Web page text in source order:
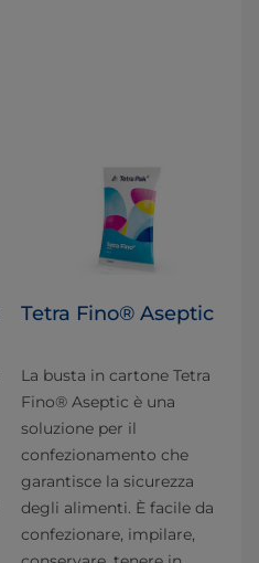
Tetra Fino® Aseptic
La busta in cartone Tetra
Fino® Aseptic è una
soluzione per il
confezionamento che
garantisce la sicurezza
degli alimenti. È facile da
confezionare, impilare,